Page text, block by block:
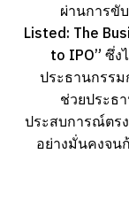
ผ่านการขั
Listed: The
to IPO” ซึ่ง
ประธานกรร
ช่วยประธ
ประสบการณ์ตร
อย่างมั่นคงจน